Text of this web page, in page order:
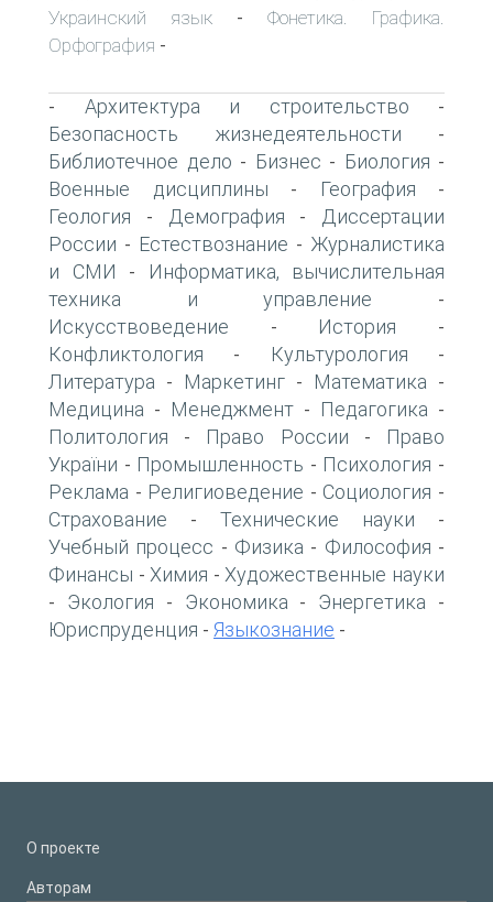
Украинский язык - Фонетика. Графика.
Орфография -
- Архитектура и строительство -
Безопасность жизнедеятельности -
Библиотечное дело - Бизнес - Биология -
Военные дисциплины - География -
Геология - Демография -
Диссертации
России - Естествознание - Журналистика
и СМИ -
Информатика, вычислительная
техника и управление -
Искусствоведение - История -
Конфликтология - Культурология -
Литература - Маркетинг - Математика -
Медицина - Менеджмент - Педагогика -
Политология - Право России -
Право
України - Промышленность - Психология -
Реклама - Религиоведение - Социология -
Страхование - Технические науки -
Учебный процесс - Физика - Философия -
Финансы - Химия - Художественные науки
- Экология - Экономика - Энергетика -
Юриспруденция - Языкознание -
О проекте
Авторам